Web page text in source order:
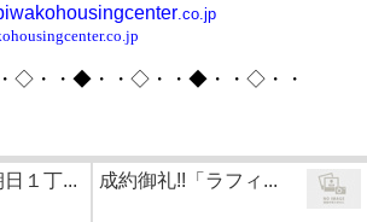
.co.jp
◇・・◆・・◇・・◆・・◇・・
１丁... 成約御礼!!「ラフィ...